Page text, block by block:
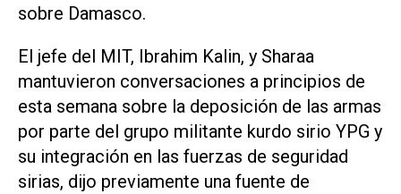
sobre Damasco.
El jefe del MIT, Ibrahim Kalin, y Sharaa
mantuvieron conversaciones a principios de
esta semana sobre la deposición de las armas
por parte del grupo militante kurdo sirio YPG y
su integración en las fuerzas de seguridad
sirias, dijo previamente una fuente de